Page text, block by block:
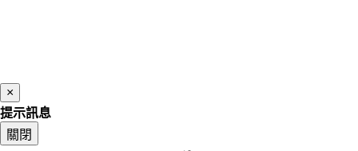
×
提示訊息
關閉